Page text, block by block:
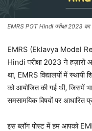
EMRS PGT Hindi परीक्षा 2023 का
EMRS (Eklavya Model
Hindi परीक्षा 2023 ने हज़ारों
था, EMRS विद्यालयों में स्थायी
को आयोजित की गई थी, जिसमें
समसामयिक विषयों पर आधारित
इस ब्लॉग पोस्ट में हम आपको